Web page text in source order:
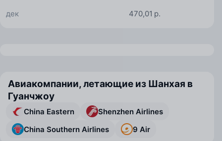
470,01 р.
дек
Авиакомпании, летающие из Шанхая в
Гуанчжоу
China Eastern
Shenzhen Airlines
China Southern Airlines
9 Air